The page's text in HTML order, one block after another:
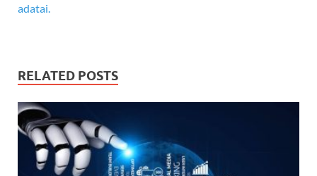
adatai.
RELATED POSTS